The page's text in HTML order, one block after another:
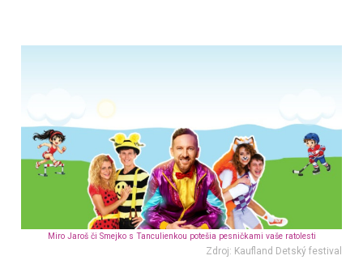
Miro Jaroš či Smejko s Tanculienkou potešia pesničkami vaše ratolesti
Zdroj: Kaufland Detský festival